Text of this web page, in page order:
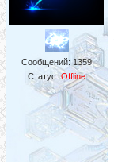
Сообщений: 1359
Статус:Offline